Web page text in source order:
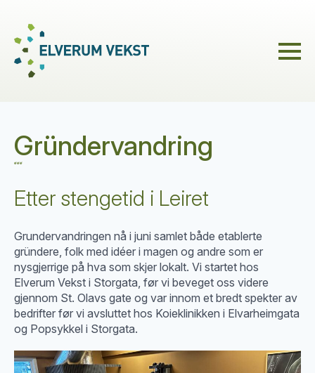
Gründervandring
Etter stengetid i Leiret
Grundervandringen nå i juni samlet både etablerte
gründere, folk med idéer i magen og andre som er
nysgjerrige på hva som skjer lokalt. Vi startet hos
Elverum Vekst i Storgata, før vi beveget oss videre
gjennom St. Olavs gate og var innom et bredt spekter av
bedrifter før vi avsluttet hos Koieklinikken i Elvarheimgata
og Popsykkel i Storgata.